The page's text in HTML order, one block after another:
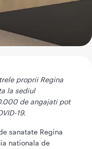
proprii Regina
la sediul
de angajati pot
19.
sanatate Regina
nationala de